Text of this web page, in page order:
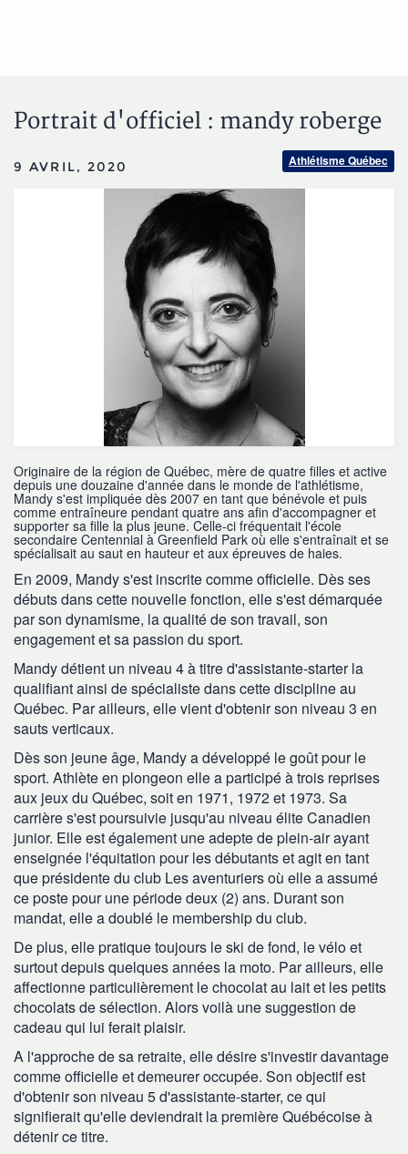
Portrait d'officiel : mandy roberge
Athlétisme Québec
9 AVRIL, 2020
Originaire de la région de Québec, mère de quatre filles et active
depuis une douzaine d'année dans le monde de l'athlétisme,
Mandy s'est impliquée dès 2007 en tant que bénévole et puis
comme entraîneure pendant quatre ans afin d'accompagner et
supporter sa fille la plus jeune. Celle-ci fréquentait l'école
secondaire Centennial à Greenfield Park où elle s'entraînait et se
spécialisait au saut en hauteur et aux épreuves de haies.
En 2009, Mandy s'est inscrite comme officielle. Dès ses
débuts dans cette nouvelle fonction, elle s'est démarquée
par son dynamisme, la qualité de son travail, son
engagement et sa passion du sport.
Mandy détient un niveau 4 à titre d'assistante-starter la
qualifiant ainsi de spécialiste dans cette discipline au
Québec. Par ailleurs, elle vient d'obtenir son niveau 3 en
sauts verticaux.
Dès son jeune âge, Mandy a développé le goût pour le
sport. Athlète en plongeon elle a participé à trois reprises
aux jeux du Québec, soit en 1971, 1972 et 1973. Sa
carrière s'est poursuivie jusqu'au niveau élite Canadien
junior. Elle est également une adepte de plein-air ayant
enseignée l'équitation pour les débutants et agit en tant
que présidente du club Les aventuriers où elle a assumé
ce poste pour une période deux (2) ans. Durant son
mandat, elle a doublé le membership du club.
De plus, elle pratique toujours le ski de fond, le vélo et
surtout depuis quelques années la moto. Par ailleurs, elle
affectionne particulièrement le chocolat au lait et les petits
chocolats de sélection. Alors voilà une suggestion de
cadeau qui lui ferait plaisir.
A l'approche de sa retraite, elle désire s'investir davantage
comme officielle et demeurer occupée. Son objectif est
d'obtenir son niveau 5 d'assistante-starter, ce qui
signifierait qu'elle deviendrait la première Québécoise à
détenir ce titre.